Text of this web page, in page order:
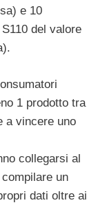
e 10
del valore
1 prodotto tra
a vincere uno
collegarsi al
un
dati oltre ai